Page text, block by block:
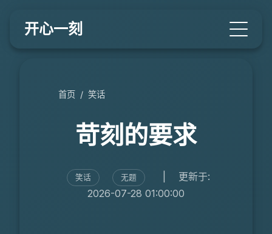
开心一刻
首页 / 笑话
苛刻的要求
笑话 无题
更新于:
2026-07-28 01:00:00